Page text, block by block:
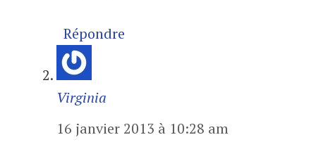
Répondre
Virginia
16 janvier 2013 à 10:28 am